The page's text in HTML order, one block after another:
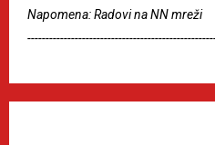
Napomena: Radovi na NN mreži